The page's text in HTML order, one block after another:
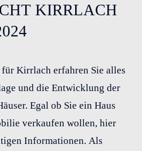
KIRRLACH
Kirrlach erfahren Sie alles
und die Entwicklung der
Egal ob Sie ein Haus
verkaufen wollen, hier
Informationen. Als